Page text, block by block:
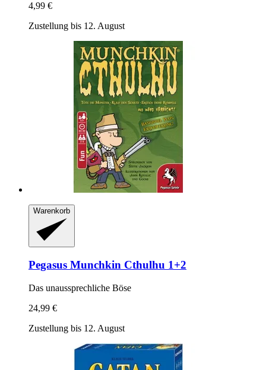
4,99 €
Zustellung bis 12. August
Warenkorb
Pegasus Munchkin Cthulhu 1+2
Das unaussprechliche Böse
24,99 €
Zustellung bis 12. August